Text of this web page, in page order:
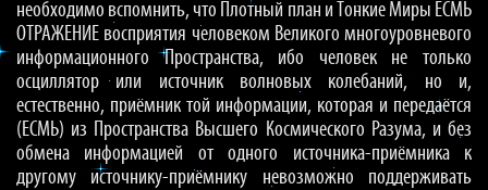
необходимо вспомнить, что Плотный план и Тонкие Миры ЕСМЬ
ОТРАЖЕНИЕ восприятия человеком Великого многоуровневого
информационного Пространства, ибо человек не только
осциллятор или источник волновых колебаний, но и,
естественно, приёмник той информации, которая и передаётся
(ЕСМЬ) из Пространства Высшего Космического Разума, и без
обмена информацией от одного источника-приёмника к
другому источнику-приёмнику невозможно поддерживать